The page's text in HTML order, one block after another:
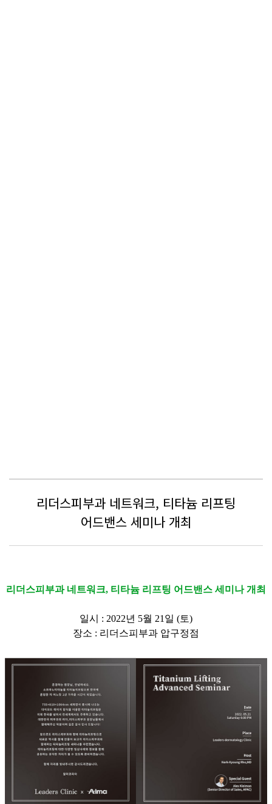
리더스피부과 네트워크, 티타늄 리프팅
어드밴스 세미나 개최
리더스피부과 네트워크, 티타늄 리프팅 어드밴스 세미나 개최
일시 : 2022년 5월 21일 (토)
장소 : 리더스피부과 압구정점